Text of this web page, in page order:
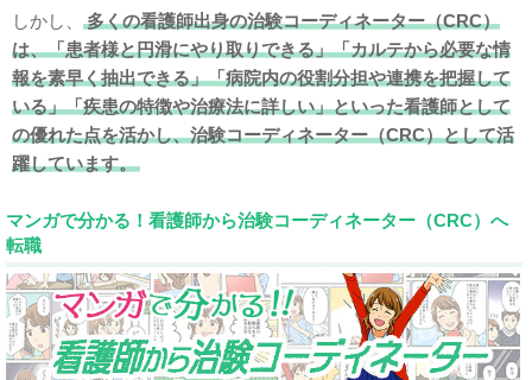
しかし、
多くの看護師出身の治験コーディネーター（CRC）
は、「患者様と円滑にやり取りできる」「カルテから必要な情
報を素早く抽出できる」「病院内の役割分担や連携を把握して
いる」「疾患の特徴や治療法に詳しい」といった看護師として
の優れた点を活かし、治験コーディネーター（CRC）として活
躍しています。
マンガで分かる！看護師から治験コーディネーター（CRC）へ
転職